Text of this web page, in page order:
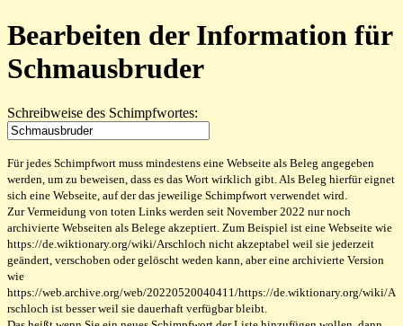
Bearbeiten der Information für
Schmausbruder
Schreibweise des Schimpfwortes:
Für jedes Schimpfwort muss mindestens eine Webseite als Beleg angegeben
werden, um zu beweisen, dass es das Wort wirklich gibt. Als Beleg hierfür eignet
sich eine Webseite, auf der das jeweilige Schimpfwort verwendet wird.
Zur Vermeidung von toten Links werden seit November 2022 nur noch
archivierte Webseiten als Belege akzeptiert. Zum Beispiel ist eine Webseite wie
https://de.wiktionary.org/wiki/Arschloch nicht akzeptabel weil sie jederzeit
geändert, verschoben oder gelöscht weden kann, aber eine archivierte Version
wie
https://web.archive.org/web/20220520040411/https://de.wiktionary.org/wiki/A
rschloch ist besser weil sie dauerhaft verfügbar bleibt.